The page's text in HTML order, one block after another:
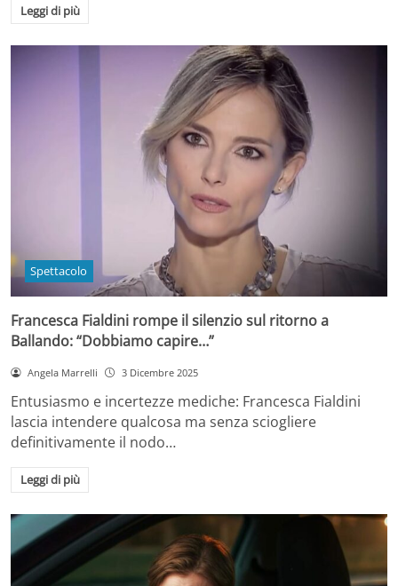
Leggi di più
Spettacolo
Francesca Fialdini rompe il silenzio sul ritorno a
Ballando: “Dobbiamo capire…”
Angela Marrelli 3 Dicembre 2025
Entusiasmo e incertezze mediche: Francesca Fialdini
lascia intendere qualcosa ma senza sciogliere
definitivamente il nodo…
Leggi di più